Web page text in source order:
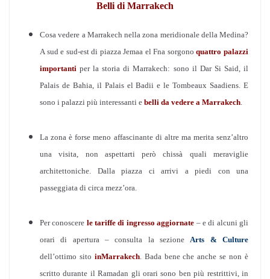
Belli di Marrakech
Cosa vedere a Marrakech nella zona meridionale della Medina?
A sud e sud-est di piazza Jemaa el Fna sorgonoquattro palazzi
importantiper la storia di Marrakech: sono il Dar Si Said, il
Palais de Bahia, il Palais el Badii e le Tombeaux Saadiens. E
sono i palazzi più interessanti e belli da vedere a Marrakech.
La zona è forse meno affascinante di altre ma merita senz’altro
una visita, non aspettarti però chissà quali meraviglie
architettoniche. Dalla piazza ci arrivi a piedi con una
passeggiata di circa mezz’ora.
Per conoscere le tariffe di ingresso aggiornate – e di alcuni gli
orari di apertura – consulta la sezioneArts & Culture
dell’ottimo sito inMarrakech. Bada bene che anche se non è
scritto durante il Ramadan gli orari sono ben più restrittivi, in